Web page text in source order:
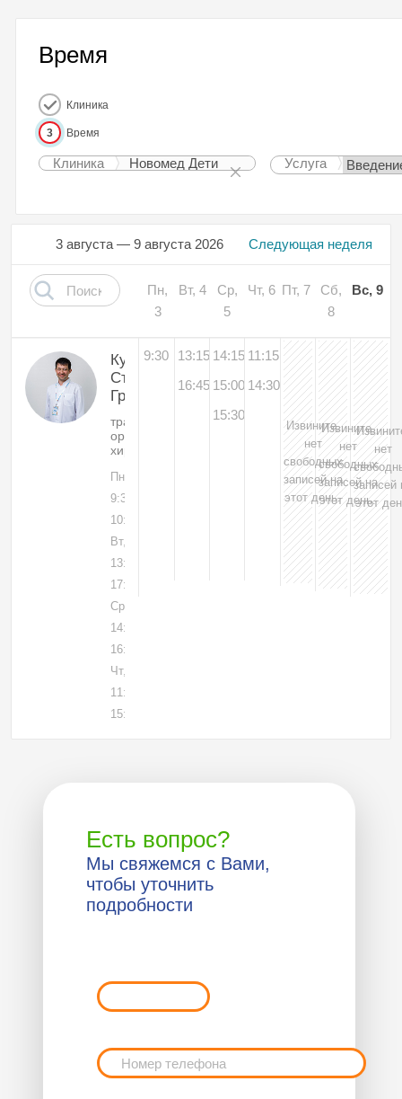
Время
Клиника
3 Время
Клиника Новомед Дети Услуга
Следующая неделя
3 августа — 9 августа 2026
Пн,
3
Вт, 4
Ср,
5
Чт, 6 Пт, 7
Сб,
8
Вс, 9
Куренков
Станислав
Григорьевич
травматолог-
ортопед,
хирург
Пн, 03
9:30-
10:00
Вт, 04
13:15-
17:00
Ср, 05
14:15-
16:00
Чт, 06
11:15-
15:00
9:30
13:15
16:45
14:15
15:00
15:30
11:15
14:30
Извините,
нет
свободных
записей на
этот день.
Извините,
нет
свободных
записей на
этот день.
нет
записей
этот
Есть вопрос?
Мы свяжемся с Вами,
чтобы уточнить
подробности